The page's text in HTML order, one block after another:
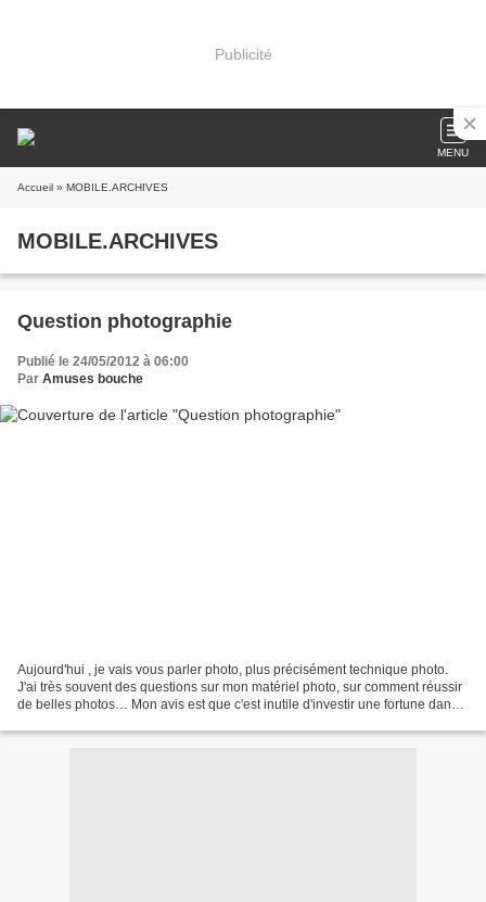
Publicité
MENU
Accueil » MOBILE.ARCHIVES
MOBILE.ARCHIVES
Question photographie
Publié le 24/05/2012 à 06:00
Par Amuses bouche
Aujourd'hui , je vais vous parler photo, plus précisément technique photo.
J'ai très souvent des questions sur mon matériel photo, sur comment réussir
de belles photos… Mon avis est que c'est inutile d'investir une fortune dans